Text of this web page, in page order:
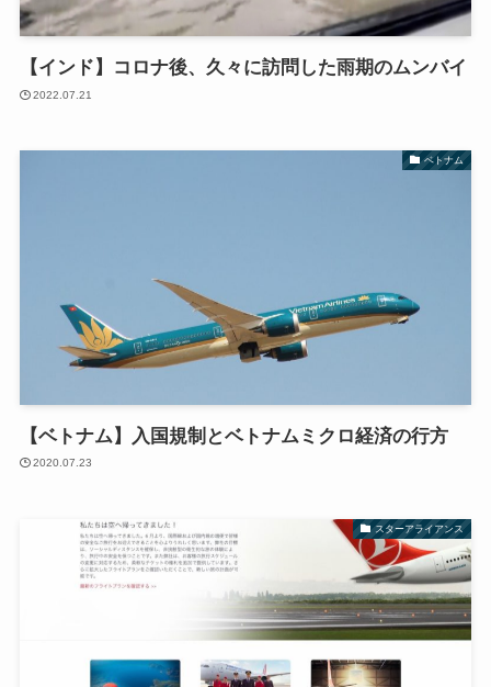
【インド】コロナ後、久々に訪問した雨期のムンバイ
2022.07.21
ベトナム
【ベトナム】入国規制とベトナムミクロ経済の行方
2020.07.23
スターアライアンス